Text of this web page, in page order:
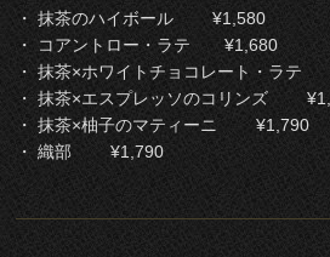
・ 抹茶のハイボール ¥1,580
・ コアントロー・ラテ ¥1,680
・ 抹茶×ホワイトチョコレート・ラ
・ 抹茶×エスプレッソのコリンズ
・ 抹茶×柚子のマティーニ ¥1,790
・ 織部 ¥1,790